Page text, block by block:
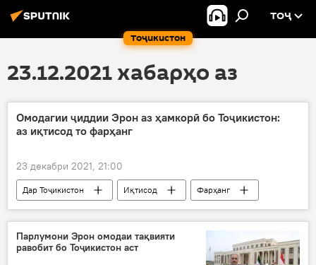
Тоҷикистон
ТОҶ
23.12.2021 хабарҳо аз
Омодагии ҷиддии Эрон аз ҳамкорӣ бо Тоҷикистон:
аз иқтисод то фарҳанг
23 декабри 2021, 21:00
Дар Тоҷикистон Иқтисод
Фарҳанг
Эрон
ҳамкорӣ равобит
Парлумони Эрон омодаи тақвияти
равобит бо Тоҷикистон аст